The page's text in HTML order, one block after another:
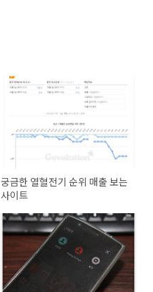
궁금한 열혈전기 순위 매출 보는
사이트